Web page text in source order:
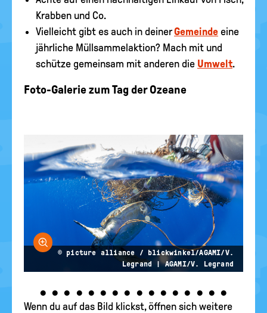
Krabben und Co.
Vielleicht gibt es auch in deinerGemeinde eine
jährliche Müllsammelaktion? Mach mit und
schütze gemeinsam mit anderen die Umwelt.
Foto-Galerie zum Tag der Ozeane
Bild vergrößern
© picture alliance / blickwinkel/AGAMI/V.
Legrand | AGAMI/V. Legrand
••• ••••• ••••• •••
Wenn du auf das Bild klickst, öffnen sich weitere